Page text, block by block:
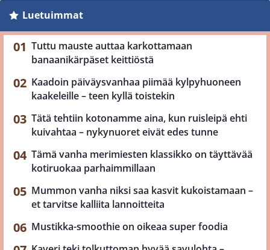
Luetuimmat
Tuttu mauste auttaa karkottamaan
banaanikärpäset keittiöstä
Kaadoin päiväysvanhaa piimää kylpyhuoneen
kaakeleille – teen kyllä toistekin
Tätä tehtiin kotonamme aina, kun ruisleipä ehti
kuivahtaa – nykynuoret eivät edes tunne
Tämä vanha merimiesten klassikko on täyttävää
kotiruokaa parhaimmillaan
Mummon vanha niksi saa kasvit kukoistamaan –
et tarvitse kalliita lannoitteita
Mustikka-smoothie on oikeaa super foodia